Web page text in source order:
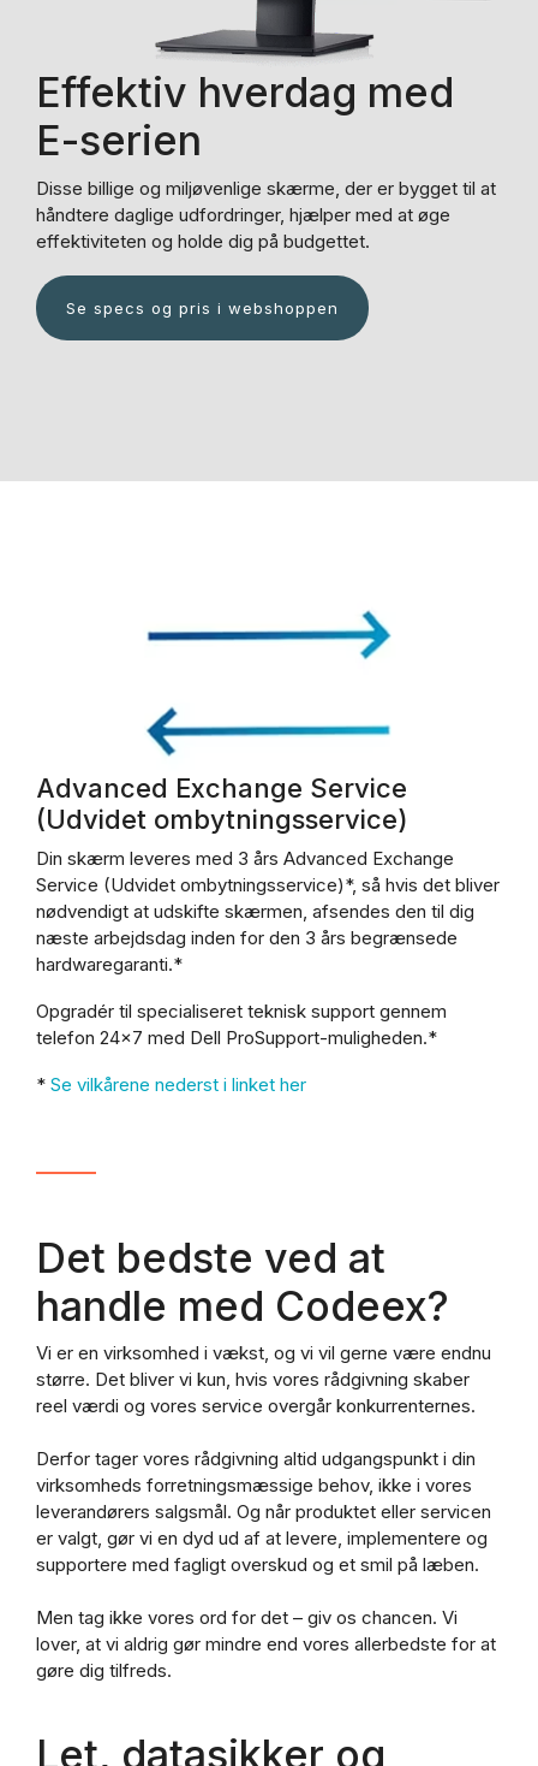
Effektiv hverdag med
E-serien
Disse billige og miljøvenlige skærme, der er bygget til at
håndtere daglige udfordringer, hjælper med at øge
effektiviteten og holde dig på budgettet.
Se specs og pris i webshoppen
Advanced Exchange Service
(Udvidet ombytningsservice)
Din skærm leveres med 3 års Advanced Exchange
Service (Udvidet ombytningsservice)*, så hvis det bliver
nødvendigt at udskifte skærmen, afsendes den til dig
næste arbejdsdag inden for den 3 års begrænsede
hardwaregaranti.*
Opgradér til specialiseret teknisk support gennem
telefon 24x7 med Dell ProSupport-muligheden.*
* Se vilkårene nederst i linket her
Det bedste ved at
handle med Codeex?
Vi er en virksomhed i vækst, og vi vil gerne være endnu
større. Det bliver vi kun, hvis vores rådgivning skaber
reel værdi og vores service overgår konkurrenternes.
Derfor tager vores rådgivning altid udgangspunkt i din
virksomheds forretningsmæssige behov, ikke i vores
leverandørers salgsmål. Og når produktet eller servicen
er valgt, gør vi en dyd ud af at levere, implementere og
supportere med fagligt overskud og et smil på læben.
Men tag ikke vores ord for det – giv os chancen. Vi
lover, at vi aldrig gør mindre end vores allerbedste for at
gøre dig tilfreds.
Let, datasikker og